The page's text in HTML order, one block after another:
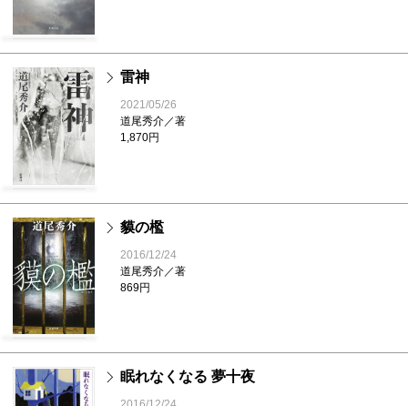
雷神
2021/05/26
道尾秀介／著
1,870円
貘の檻
2016/12/24
道尾秀介／著
869円
眠れなくなる 夢十夜